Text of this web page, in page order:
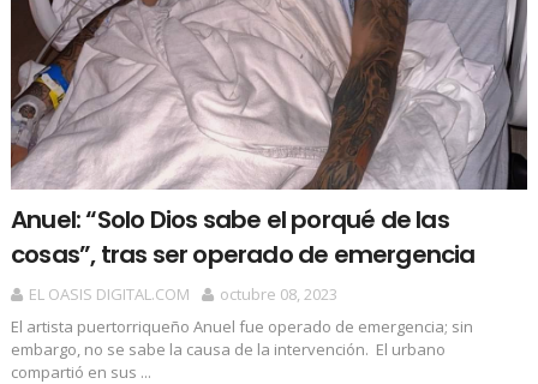
Anuel: “Solo Dios sabe el porqué de las
cosas”, tras ser operado de emergencia
EL OASIS DIGITAL.COM
octubre 08, 2023
El artista puertorriqueño Anuel fue operado de emergencia; sin
embargo, no se sabe la causa de la intervención. El urbano
compartió en sus ...